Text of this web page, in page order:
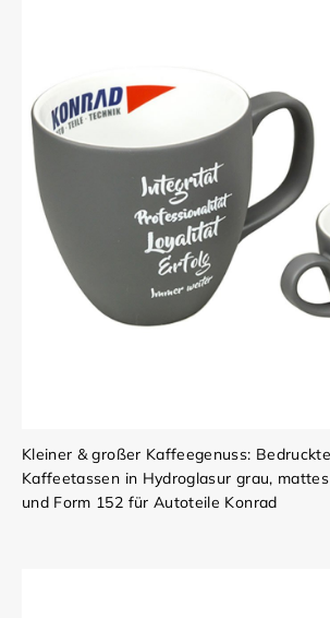
Kleiner & großer Kaffeegenuss:
Kaffeetassen in Hydroglasur grau,
und Form 152 für Autoteile Konrad